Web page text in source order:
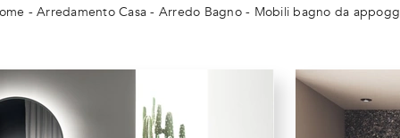
-Arredamento Casa - Arredo Bagno- Mobili bagno da